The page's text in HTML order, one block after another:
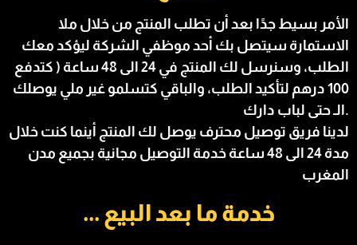
الأمر بسيط جدًا بعد أن تطلب المنتج من خلال ملا
الاستمارة سيتصل بك أحد موظفي الشركة ليؤكد معك
الطلب، وسنرسل لك المنتج في 24 الى 48 ساعة (
كتدفع
100 درهم
لتأكيد الطلب، والباقي كتسلمو غير ملي يوصلك
الـ حتى لباب دارك.
لدينا فريق توصيل محترف يوصل لك المنتج أينما كنت خلال
مدة 24 الى 48 ساعة خدمة التوصيل مجانية بجميع مدن
المغرب
... خدمة ما بعد البيع